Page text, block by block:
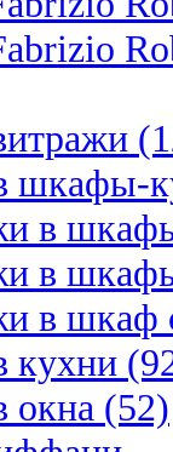
шкафы-
в
в
в шкаф
кухни
окна (52)